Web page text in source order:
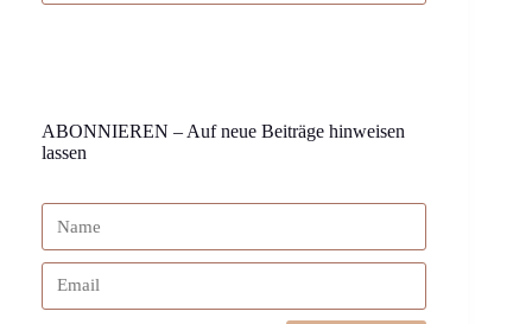
ABONNIEREN – Auf neue Beiträge hinweisen
lassen